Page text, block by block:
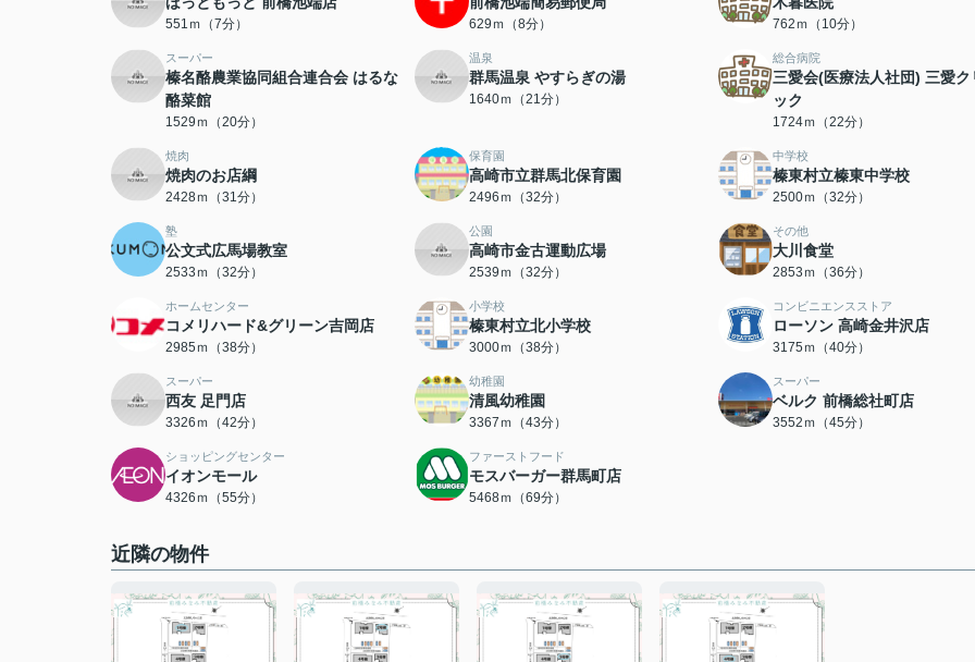
551ｍ（7分） 629ｍ（8分） 762ｍ（10分）
スーパー
榛名酪農業協同組合連合会 はるな
酪菜館
1529ｍ（20分）
温泉
群馬温泉 やすらぎの湯
1640ｍ（21分）
総合病院
三愛会(医療法人社団) 三愛ク
ック
1724ｍ（22分）
焼肉
焼肉のお店綱
2428ｍ（31分）
保育園
高崎市立群馬北保育園
2496ｍ（32分）
中学校
榛東村立榛東中学校
2500ｍ（32分）
塾
公文式広馬場教室
2533ｍ（32分）
公園
高崎市金古運動広場
2539ｍ（32分）
その他
大川食堂
2853ｍ（36分）
ホームセンター
コメリハード&グリーン吉岡店
2985ｍ（38分）
小学校
榛東村立北小学校
3000ｍ（38分）
コンビニエンスストア
ローソン 高崎金井沢店
3175ｍ（40分）
スーパー
西友 足門店
3326ｍ（42分）
幼稚園
清風幼稚園
3367ｍ（43分）
スーパー
ベルク 前橋総社町店
3552ｍ（45分）
ショッピングセンター
イオンモール
4326ｍ（55分）
ファーストフード
モスバーガー群馬町店
5468ｍ（69分）
近隣の物件